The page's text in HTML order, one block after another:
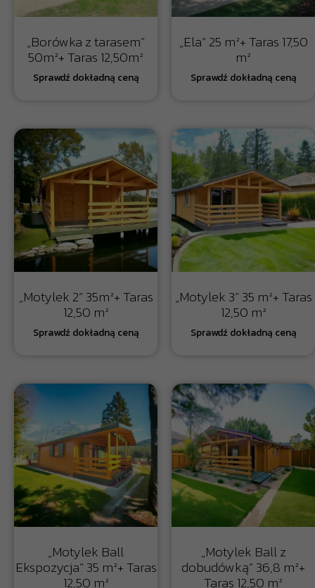
„Borówka z tarasem”
50m²+ Taras 12,50m²
„Ela” 25 m²+ Taras 17,50
m²
„Motylek 2” 35m²+ Taras
12,50 m²
„Motylek 3” 35 m²+ Taras
12,50 m²
„Motylek Ball
Ekspozycja” 35 m²+ Taras
12,50 m²
„Motylek Ball z
dobudówką” 36,8 m²+
Taras 12,50 m²